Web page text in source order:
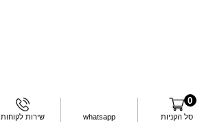
דרכי התקשרות
0
סל הקניות whatsapp שירות לקוחות